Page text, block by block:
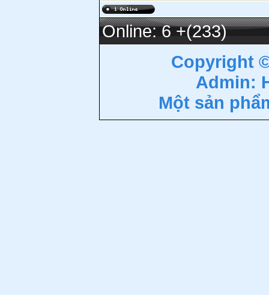
Online: 6+(233)
Copyright
Admin:
Một sản